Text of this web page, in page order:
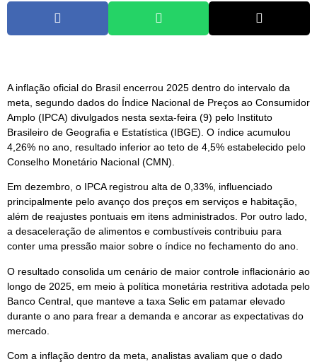
A inflação oficial do Brasil encerrou 2025 dentro do intervalo da
meta, segundo dados do Índice Nacional de Preços ao Consumidor
Amplo (IPCA) divulgados nesta sexta-feira (9) pelo Instituto
Brasileiro de Geografia e Estatística (IBGE). O índice acumulou
4,26% no ano, resultado inferior ao teto de 4,5% estabelecido pelo
Conselho Monetário Nacional (CMN).
Em dezembro, o IPCA registrou alta de 0,33%, influenciado
principalmente pelo avanço dos preços em serviços e habitação,
além de reajustes pontuais em itens administrados. Por outro lado,
a desaceleração de alimentos e combustíveis contribuiu para
conter uma pressão maior sobre o índice no fechamento do ano.
O resultado consolida um cenário de maior controle inflacionário ao
longo de 2025, em meio à política monetária restritiva adotada pelo
Banco Central, que manteve a taxa Selic em patamar elevado
durante o ano para frear a demanda e ancorar as expectativas do
mercado.
Com a inflação dentro da meta, analistas avaliam que o dado